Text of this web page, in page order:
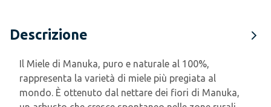
Descrizione
Il Miele di Manuka, puro e naturale al 100%,
rappresenta la varietà di miele più pregiata al
mondo. È ottenuto dal nettare dei fiori di Manuka,